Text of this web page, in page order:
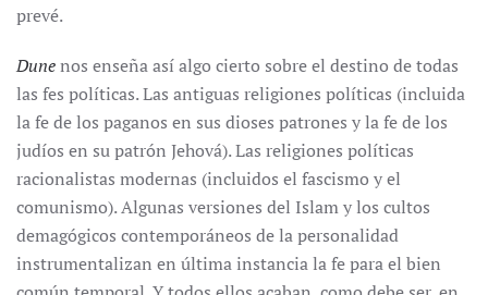
prevé.
Dunenos enseña así algo cierto sobre el destino de todas
las fes políticas. Las antiguas religiones políticas (incluida
la fe de los paganos en sus dioses patrones y la fe de los
judíos en su patrón Jehová). Las religiones políticas
racionalistas modernas (incluidos el fascismo y el
comunismo). Algunas versiones del Islam y los cultos
demagógicos contemporáneos de la personalidad
instrumentalizan en última instancia la fe para el bien